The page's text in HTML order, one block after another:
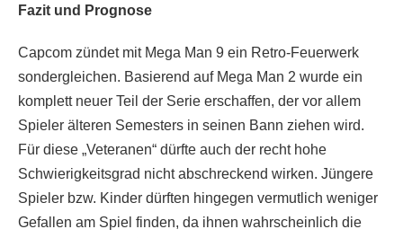
Fazit und Prognose
Capcom zündet mit Mega Man 9 ein Retro-Feuerwerk
sondergleichen. Basierend auf Mega Man 2 wurde ein
komplett neuer Teil der Serie erschaffen, der vor allem
Spieler älteren Semesters in seinen Bann ziehen wird.
Für diese „Veteranen“ dürfte auch der recht hohe
Schwierigkeitsgrad nicht abschreckend wirken. Jüngere
Spieler bzw. Kinder dürften hingegen vermutlich weniger
Gefallen am Spiel finden, da ihnen wahrscheinlich die